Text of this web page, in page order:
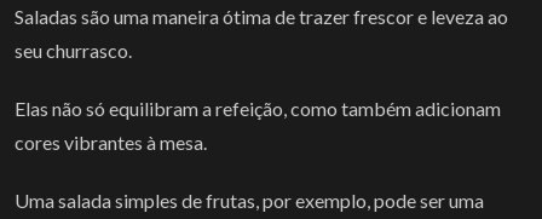
Saladas são uma maneira ótima de trazer frescor e leveza ao
seu churrasco.
Elas não só equilibram a refeição, como também adicionam
cores vibrantes à mesa.
Uma salada simples de frutas, por exemplo, pode ser uma